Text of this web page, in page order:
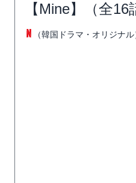
【Mine】（全
（韓国ドラマ・オリジナル